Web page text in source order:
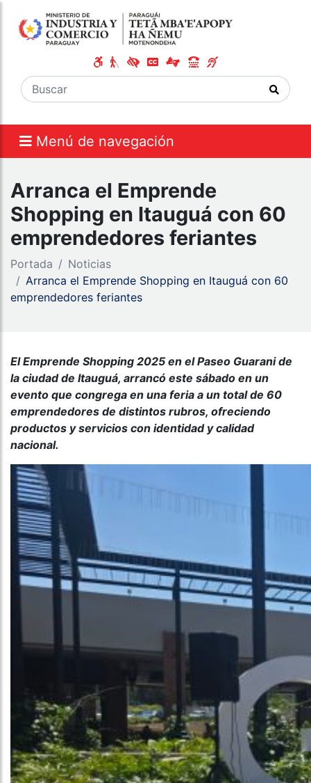
Menú de navegación
Arranca el Emprende
Shopping en Itauguá con 60
emprendedores feriantes
Portada
Noticias
Arranca el Emprende Shopping en Itauguá con 60
emprendedores feriantes
El Emprende Shopping 2025 en el Paseo Guarani de
la ciudad de Itauguá, arrancó este sábado en un
evento que congrega en una feria a un total de 60
emprendedores de distintos rubros, ofreciendo
productos y servicios con identidad y calidad
nacional.